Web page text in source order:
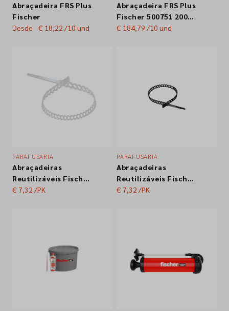
Empresa
Siga-nos nas redes sociais
Abraçadeira FRS Plus
Fischer
Desde
€ 18,22 /10 und
Abraçadeira FRS Plus
Fischer 500751 200-
206 M10/M12
€ 184,79 /10 und
PARAFUSARIA
Abraçadeiras
Reutilizáveis Fischer
Kablefix-R Branco
€ 7,32 /PK
PARAFUSARIA
Abraçadeiras
Reutilizáveis Fischer
Kablefix-R Preto
€ 7,32 /PK